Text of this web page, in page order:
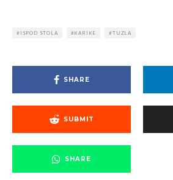
ISPOD STOLA KARIKE TUZLA
SHARE
SUBMIT
SHARE